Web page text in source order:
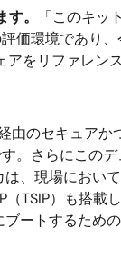
。
「このキッ
価環境であり
をリファレン
由のセキュアか
。さらにこの
、現場におい
）も搭載し
ートするため